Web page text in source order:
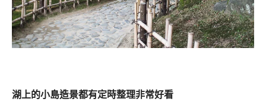
湖上的小島造景都有定時整理非常好看